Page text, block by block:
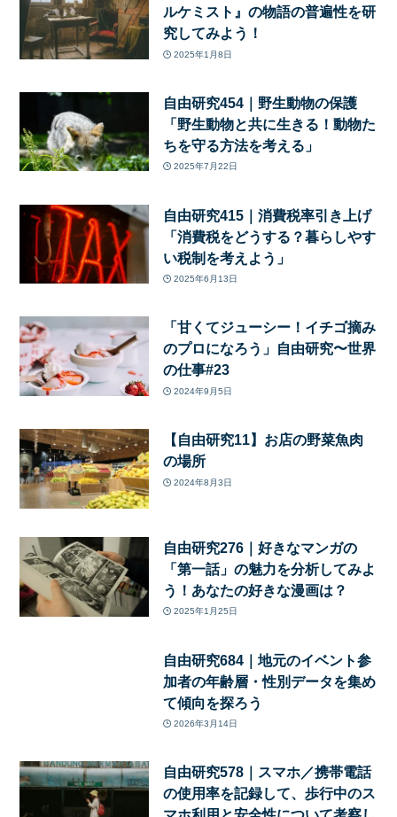
ルケミスト』の物語の普遍性を研
究してみよう！
2025年1月8日
自由研究454｜野生動物の保護
「野生動物と共に生きる！動物た
ちを守る方法を考える」
2025年7月22日
自由研究415｜消費税率引き上げ
「消費税をどうする？暮らしやす
い税制を考えよう」
2025年6月13日
「甘くてジューシー！イチゴ摘み
のプロになろう」自由研究〜世界
の仕事#23
2024年9月5日
【自由研究11】お店の野菜魚肉
の場所
2024年8月3日
自由研究276｜好きなマンガの
「第一話」の魅力を分析してみよ
う！あなたの好きな漫画は？
2025年1月25日
自由研究684｜地元のイベント参
加者の年齢層・性別データを集め
て傾向を探ろう
2026年3月14日
自由研究578｜スマホ／携帯電話
の使用率を記録して、歩行中のス